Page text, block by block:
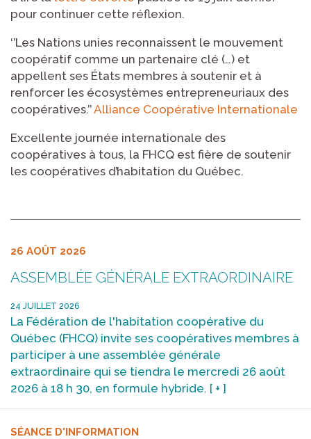
pour continuer cette réflexion.
‘’Les Nations unies reconnaissent le mouvement
coopératif comme un partenaire clé (…) et
appellent ses États membres à soutenir et à
renforcer les écosystèmes entrepreneuriaux des
coopératives.’’Alliance Coopérative Internationale
Excellente journée internationale des
coopératives à tous, la FHCQ est fière de soutenir
les coopératives d’habitation du Québec.
26 AOÛT 2026
ASSEMBLÉE GÉNÉRALE EXTRAORDINAIRE
24 JUILLET 2026
La Fédération de l'habitation coopérative du
Québec (FHCQ) invite ses coopératives membres à
participer à une assemblée générale
extraordinaire qui se tiendra le mercredi 26 août
2026 à 18 h 30, en formule hybride. [ + ]
SÉANCE D'INFORMATION